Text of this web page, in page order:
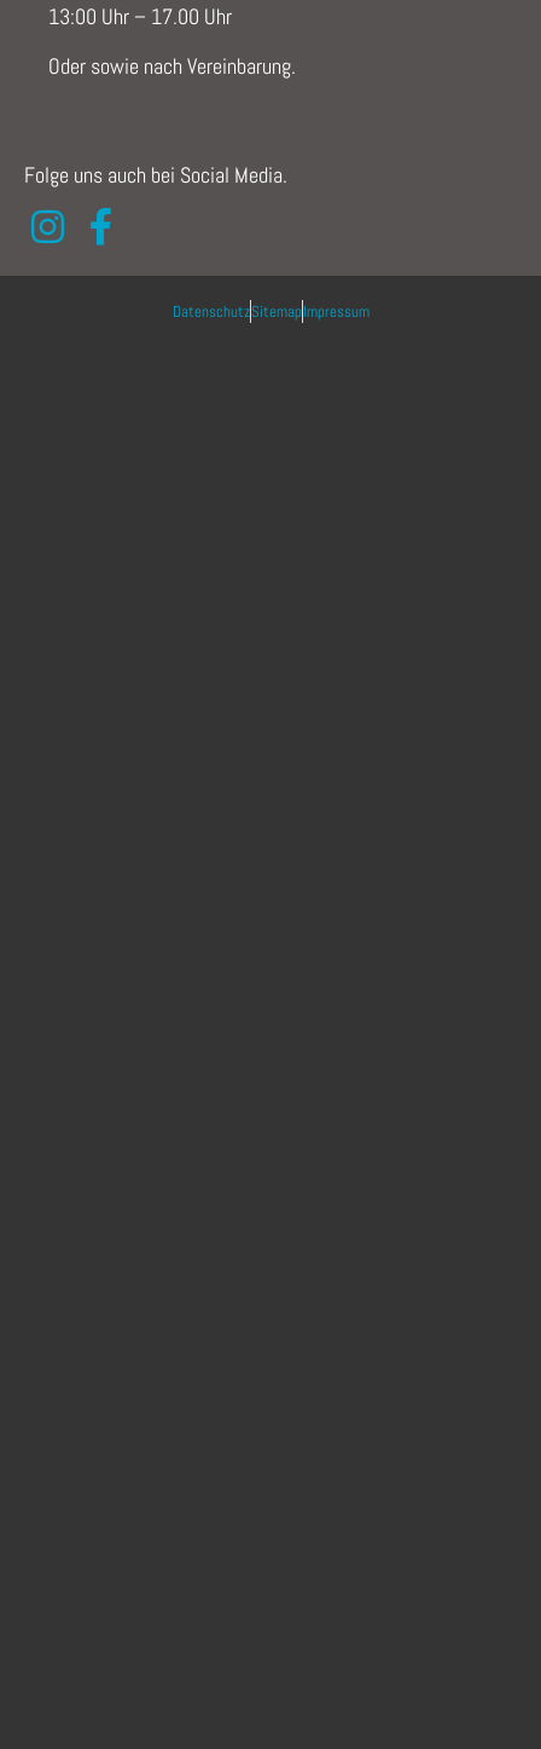
13:00 Uhr – 17.00 Uhr
Oder sowie nach Vereinbarung.
Folge uns auch bei Social Media.
DatenschutzSitemapImpressum